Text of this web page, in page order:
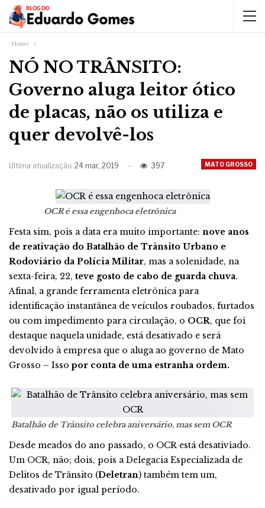
Home
NÓ NO TRÂNSITO:
Governo aluga leitor ótico
de placas, não os utiliza e
quer devolvê-los
MATO GROSSO
Ultima atualização 24 mar, 2019 397
OCR é essa engenhoca eletrônica
Festa sim, pois a data era muito importante: nove anos
de reativação do Batalhão de Trânsito Urbano e
Rodoviário da Polícia Militar, mas a solenidade, na
sexta-feira, 22, teve gosto de cabo de guarda chuva.
Afinal, a grande ferramenta eletrônica para
identificação instantânea de veículos roubados, furtados
ou com impedimento para circulação, o OCR, que foi
destaque naquela unidade, está desativado e será
devolvido à empresa que o aluga ao governo de Mato
Grosso – Issopor conta de uma estranha ordem.
Batalhão de Trânsito celebra aniversário, mas sem OCR
Desde meados do ano passado, o OCR está desativiado.
Um OCR, não; dois, pois a Delegacia Especializada de
Delitos de Trânsito (Deletran) também tem um,
desativado por igual período.